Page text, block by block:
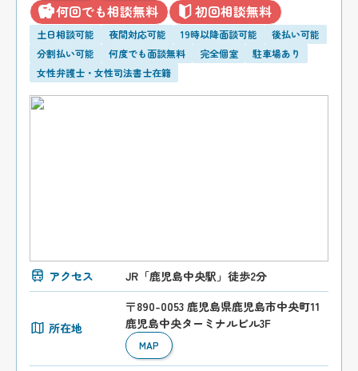
何回でも相談無料 初回相談無料
土日相談可能 夜間対応可能 19時以降面談可能
後払い可能
分割払い可能
何度でも面談無料 完全個室
駐車場あり
女性弁護士・女性司法書士在籍
アクセス JR「鹿児島中央駅」徒歩2分
所在地
〒890-0053 鹿児島県鹿児島市中央町11
鹿児島中央ターミナルビル3F
MAP